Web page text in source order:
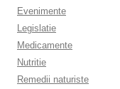
Evenimente
Legislatie
Medicamente
Nutritie
Remedii naturiste